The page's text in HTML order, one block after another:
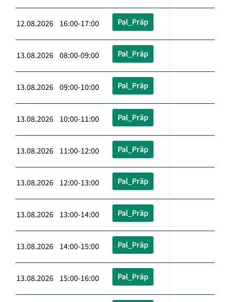
12.08.2026 16:00-17:00 Pal_Präp
13.08.2026 08:00-09:00 Pal_Präp
13.08.2026 09:00-10:00 Pal_Präp
13.08.2026 10:00-11:00 Pal_Präp
13.08.2026 11:00-12:00 Pal_Präp
13.08.2026 12:00-13:00 Pal_Präp
13.08.2026 13:00-14:00 Pal_Präp
13.08.2026 14:00-15:00 Pal_Präp
13.08.2026 15:00-16:00 Pal_Präp